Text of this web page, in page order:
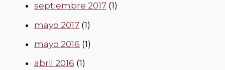
septiembre 2017 (1)
mayo 2017 (1)
mayo 2016 (1)
abril 2016 (1)